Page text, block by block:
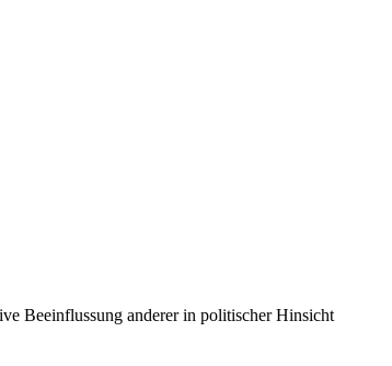
Beeinflussung anderer in politischer Hinsicht